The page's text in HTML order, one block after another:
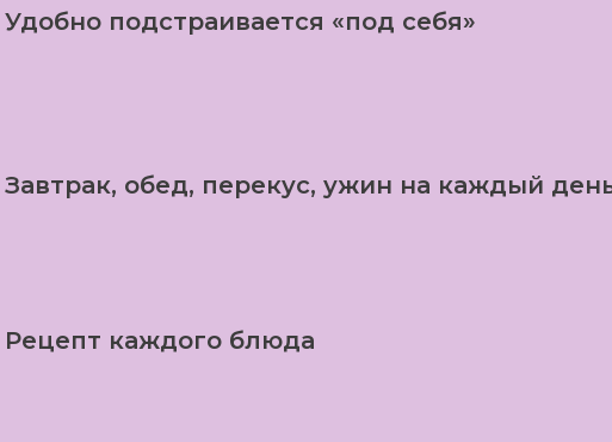
Удобно подстраивается «под себя»
Завтрак, обед, перекус, ужин на каждый
Рецепт каждого блюда